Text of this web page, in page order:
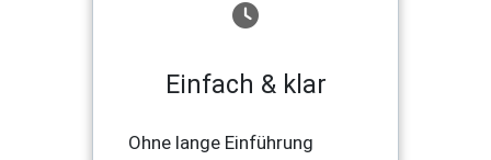
Einfach & klar
Ohne lange Einführung